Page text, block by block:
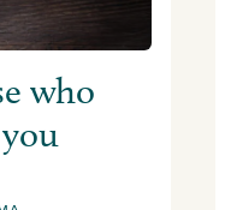
who